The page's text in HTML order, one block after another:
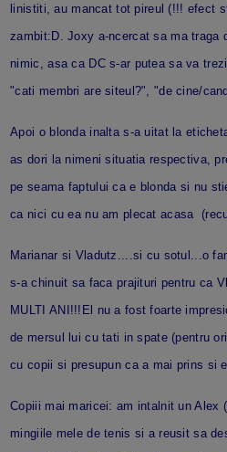
linistiti, au mancat tot pireul (!!! efect
zambit:D. Joxy a-ncercat sa ma traga
nimic, asa ca DC s-ar putea sa va
"cati membri are siteul?", "de cine/
Apoi o blonda inalta s-a uitat la
as dori la nimeni situatia respectiva,
pe seama faptului ca e blonda si nu
ca nici cu ea nu am plecat acasa
Marianar si Vladutz....si cu sotul...o
s-a chinuit sa faca prajituri pentru ca
MULTI ANI!!!El nu a fost foarte
de mersul lui cu tati in spate (pentru
cu copii si presupun ca a mai prins si
Copiii mai maricei: am intalnit un Alex
mingiile mele de tenis si a reusit sa